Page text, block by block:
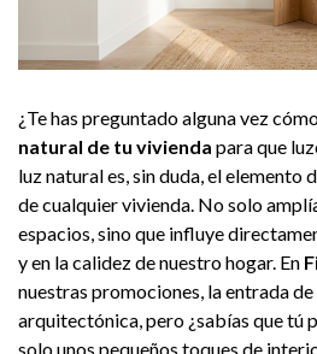
¿Te has preguntado alguna vez
natural de tu vivienda para que
luz natural es, sin duda, el
de cualquier vivienda. No solo
espacios, sino que influye
y en la calidez de nuestro hogar. En
nuestras promociones, la entrada
arquitectónica, pero ¿sabías que tú
solo unos pequeños toques de